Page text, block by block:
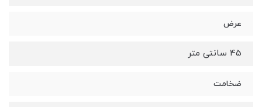
عرض
45 سانتی متر
ضخامت